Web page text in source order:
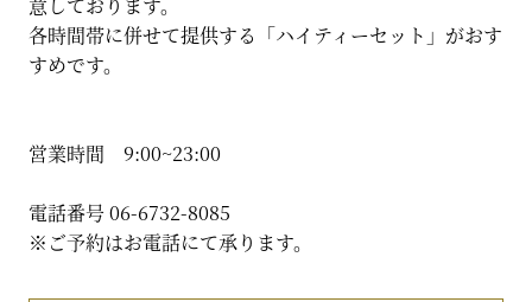
各時間帯に併せて提供する「ハイティーセット」がおす
すめです。
営業時間 9:00~23:00
電話番号 06-6732-8085
※ご予約はお電話にて承ります。